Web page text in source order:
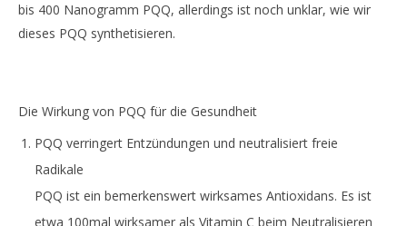
bis 400 Nanogramm PQQ, allerdings ist noch unklar, wie wir
dieses PQQ synthetisieren.
Die Wirkung von PQQ für die Gesundheit
PQQ verringert Entzündungen und neutralisiert freie
Radikale
PQQ ist ein bemerkenswert wirksames Antioxidans. Es ist
etwa 100mal wirksamer als Vitamin C beim Neutralisieren